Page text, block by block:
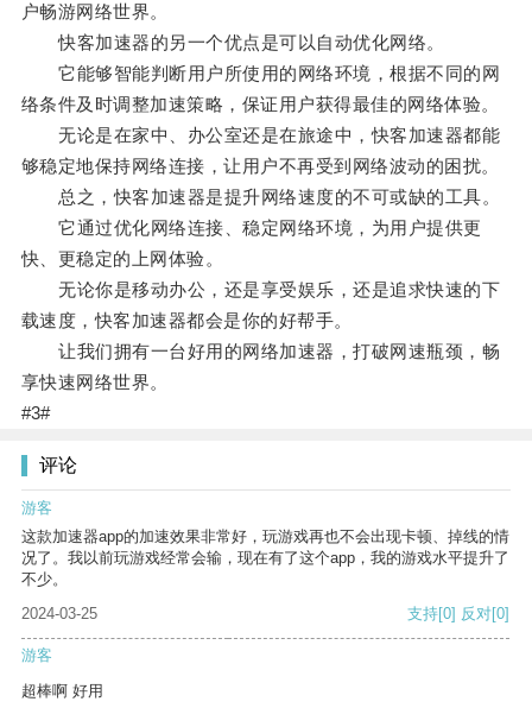
户畅游网络世界。
快客加速器的另一个优点是可以自动优化网络。
它能够智能判断用户所使用的网络环境，根据不同的网
络条件及时调整加速策略，保证用户获得最佳的网络体验。
无论是在家中、办公室还是在旅途中，快客加速器都能
够稳定地保持网络连接，让用户不再受到网络波动的困扰。
总之，快客加速器是提升网络速度的不可或缺的工具。
它通过优化网络连接、稳定网络环境，为用户提供更
快、更稳定的上网体验。
无论你是移动办公，还是享受娱乐，还是追求快速的下
载速度，快客加速器都会是你的好帮手。
让我们拥有一台好用的网络加速器，打破网速瓶颈，畅
享快速网络世界。
#3#
评论
游客
这款加速器app的加速效果非常好，玩游戏再也不会出现卡顿、掉线的情
况了。我以前玩游戏经常会输，现在有了这个app，我的游戏水平提升了
不少。
2024-03-25
支持[0] 反对[0]
游客
超棒啊 好用